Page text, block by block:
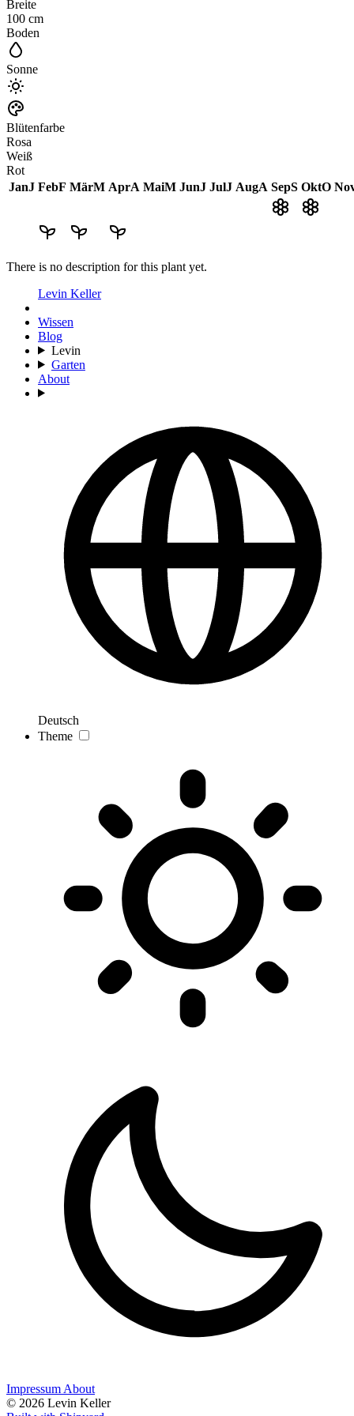
Breite
100 cm
Boden
Sonne
Blütenfarbe
Rosa
Weiß
Rot
JanJ FebF MärM AprA MaiM JunJ JulJ AugA SepS OktO
There is no description for this plant yet.
Levin Keller
Wissen
Blog
Levin
Garten
About
Deutsch
Theme
Impressum About
© 2026 Levin Keller